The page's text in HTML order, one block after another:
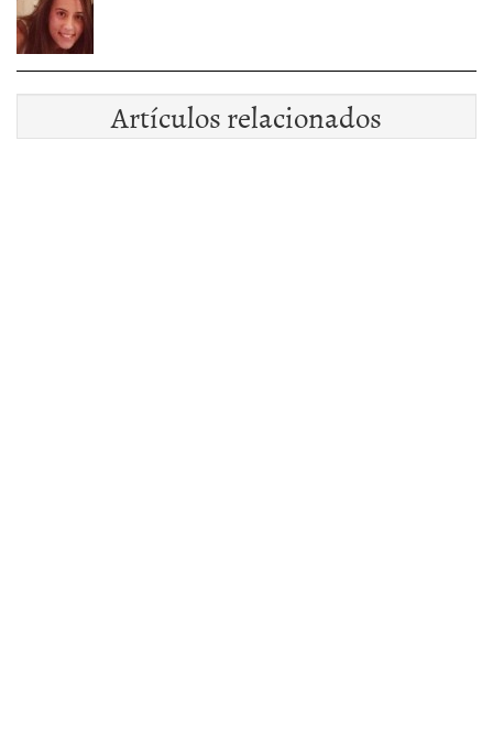
Artículos relacionados